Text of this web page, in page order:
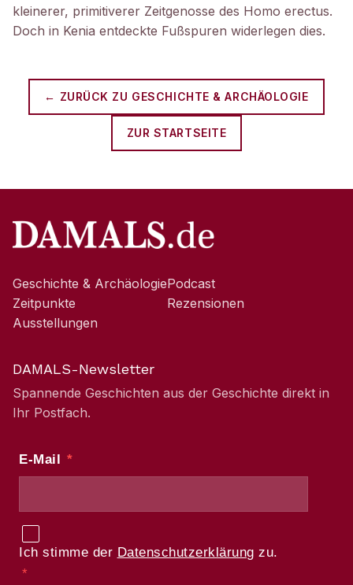
kleinerer, primitiverer Zeitgenosse des Homo erectus.
Doch in Kenia entdeckte Fußspuren widerlegen dies.
← ZURÜCK ZU GESCHICHTE & ARCHÄOLOGIE
ZUR STARTSEITE
Geschichte & Archäologie
Zeitpunkte
Ausstellungen
Podcast
Rezensionen
DAMALS-Newsletter
Spannende Geschichten aus der Geschichte direkt in
Ihr Postfach.